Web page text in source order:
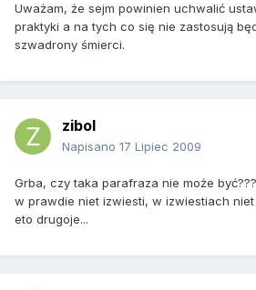
Uważam, że sejm powinien uchwalić
praktyki a na tych co się nie zastosują
szwadrony śmierci.
zibol
Napisano 17 Lipiec 2009
Grba, czy taka parafraza nie może być???
w prawdie niet izwiesti, w izwiestiach
eto drugoje...